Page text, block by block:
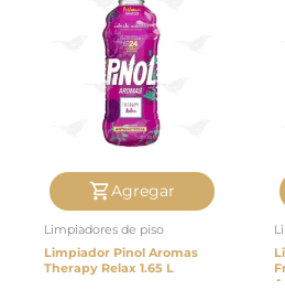
Agregar
Limpiadores de piso
Limpiador Pinol Aromas
Therapy Relax 1.65 L